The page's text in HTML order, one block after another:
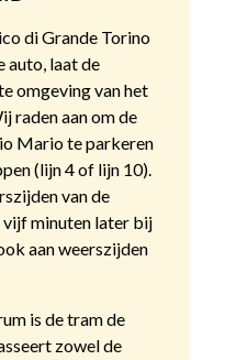
di Grande Torino
auto, laat de
omgeving van het
raden aan om de
Mario te parkeren
(lijn 4 of lijn 10).
van de
minuten later bij
aan weerszijden
is de tram de
zowel de